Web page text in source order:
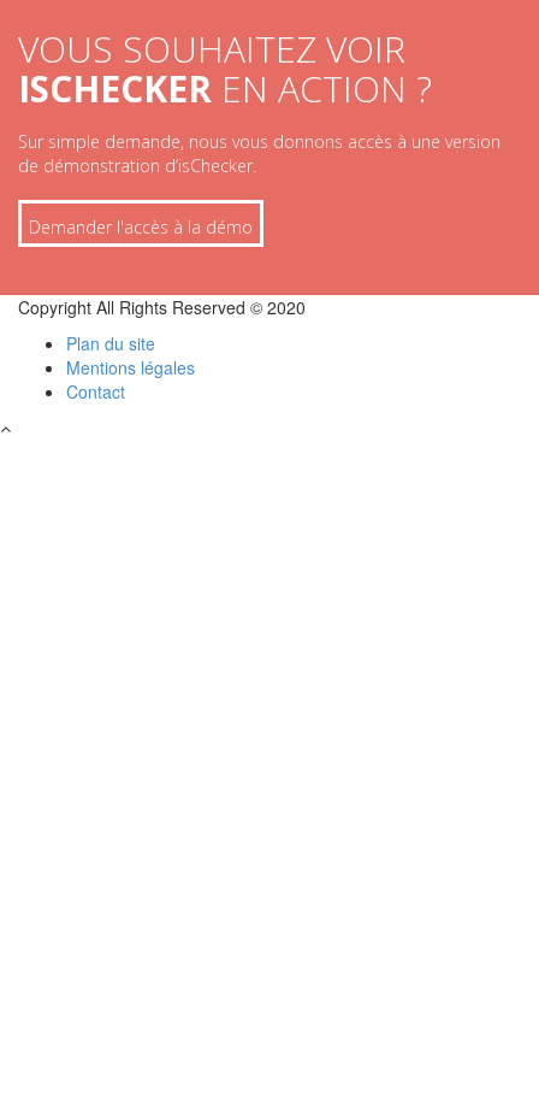
VOUS SOUHAITEZ VOIR
ISCHECKER EN ACTION ?
Sur simple demande, nous vous donnons accès à une version
de démonstration d’isChecker.
Demander l'accès à la démo
Copyright All Rights Reserved © 2020
Plan du site
Mentions légales
Contact